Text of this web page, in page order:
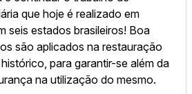
que hoje é realizado em
seis estados brasileiros! Boa
são aplicados na restauração
para garantir-se além da
na utilização do mesmo.